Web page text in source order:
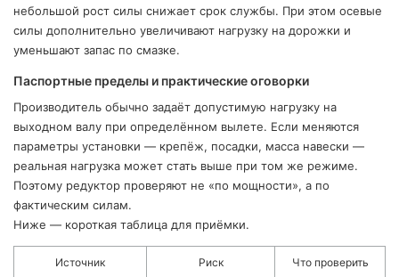
небольшой рост силы снижает срок службы. При этом осевые
силы дополнительно увеличивают нагрузку на дорожки и
уменьшают запас по смазке.
Паспортные пределы и практические оговорки
Производитель обычно задаёт допустимую нагрузку на
выходном валу при определённом вылете. Если меняются
параметры установки — крепёж, посадки, масса навески —
реальная нагрузка может стать выше при том же режиме.
Поэтому редуктор проверяют не «по мощности», а по
фактическим силам.
Ниже — короткая таблица для приёмки.
Источник Риск Что проверить